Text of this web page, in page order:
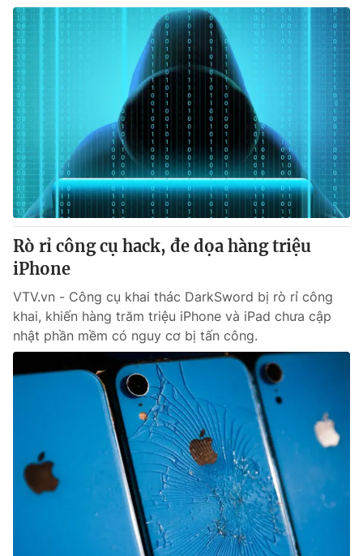
Video Shorts video
VTV Money VTV Thể thao
VTV Sức khoẻ Bất động sản
Thị trường 24h Tấm lòng Việt
VTV4 Vươn mình bằng AI
VTV9 VTV8
Liên hệ tòa soạn English
Theo dõi báo trên
Cơ quan chủ quản:
Đài Truyền hình Việt Nam
Cơ quan báo chí:
Thời báo VTV
Giấy phép hoạt động báo in và báo điện tử số 483/GP-BTTTT
cấp ngày 29/12/2023
Rò rỉ công cụ hack, đe dọa hàng triệu
iPhone
VTV.vn - Công cụ khai thác DarkSword bị rò rỉ công
khai, khiến hàng trăm triệu iPhone và iPad chưa cập
nhật phần mềm có nguy cơ bị tấn công.